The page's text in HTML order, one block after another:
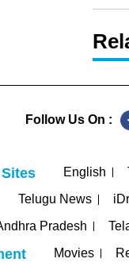
Follow Us On :
English
Telugu News
Pradesh
Movies